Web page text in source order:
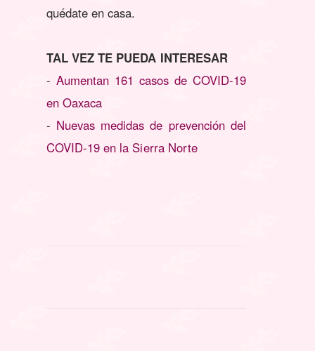
quédate en casa.
TAL VEZ TE PUEDA INTERESAR
- Aumentan 161 casos de COVID-19
en Oaxaca
- Nuevas medidas de prevención del
COVID-19 en la Sierra Norte